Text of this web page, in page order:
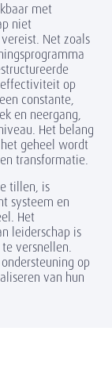
met
niet
Net zoals
op
constante,
en neergang,
Het belang
geheel wordt
transformatie.
tillen, is
systeem en
Het
leiderschap is
versnellen.
op
van hun